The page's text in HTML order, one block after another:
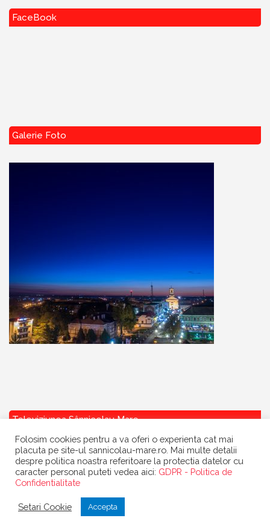
FaceBook
Galerie Foto
Televiziunea Sânnicolau Mare
Primaria Sannicolau Mare
gazduit de
Folosim cookies pentru a va oferi o experienta cat mai
placuta pe site-ul sannicolau-mare.ro. Mai multe detalii
despre politica noastra referitoare la protectia datelor cu
caracter personal puteti vedea aici: GDPR - Politica de
Confidentialitate
Setari Cookie Accepta